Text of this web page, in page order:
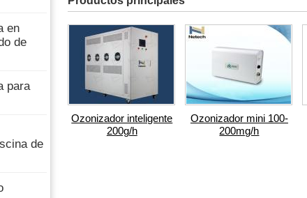
Ozonizador inteligente
200g/h
Ozonizador mini 100-
200mg/h
en
de
para
de